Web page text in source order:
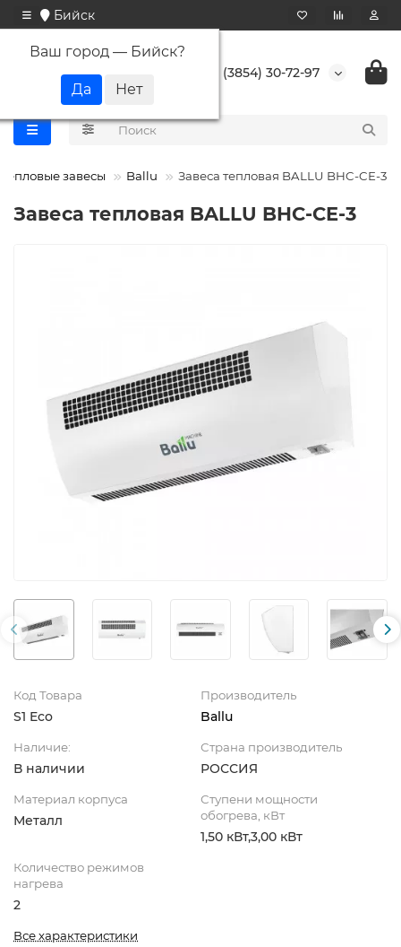
Бийск
Ваш город — Бийск?
+7 (3854) 30-72-97
Тепловые завесы Ballu Завеса тепловая BALLU BHC-CE-3
Завеса тепловая BALLU BHC-CE-3
Код Товара
S1 Eco
Производитель
Ballu
Наличие:
В наличии
Страна производитель
РОССИЯ
Материал корпуса
Металл
Ступени мощности
обогрева, кВт
1,50 кВт,3,00 кВт
Количество режимов
нагрева
2
Все характеристики